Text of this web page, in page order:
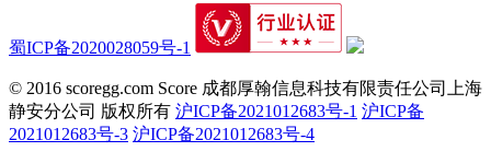
蜀ICP备2020028059号-1
© 2016 scoregg.com Score 成都厚翰信息科技有限责任公司上海
静安分公司 版权所有 沪ICP备2021012683号-1 沪ICP备
2021012683号-3 沪ICP备2021012683号-4